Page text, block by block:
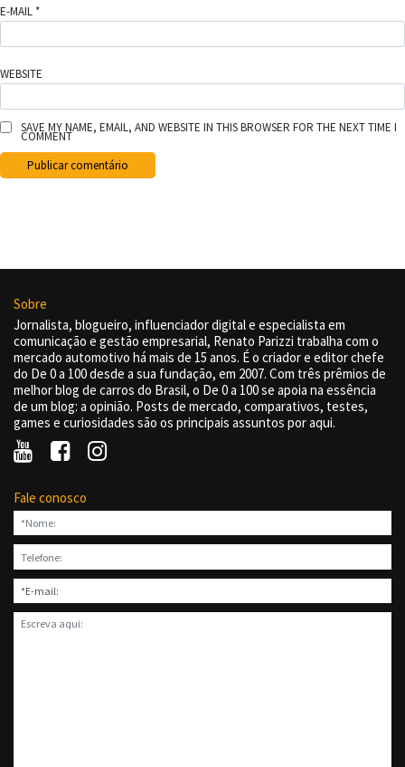
E-MAIL *
WEBSITE
SAVE MY NAME, EMAIL, AND WEBSITE IN THIS BROWSER FOR THE NEXT TIME I
COMMENT
Sobre
Jornalista, blogueiro, influenciador digital e especialista em
comunicação e gestão empresarial, Renato Parizzi trabalha com o
mercado automotivo há mais de 15 anos. É o criador e editor chefe
do De 0 a 100 desde a sua fundação, em 2007. Com três prêmios de
melhor blog de carros do Brasil, o De 0 a 100 se apoia na essência
de um blog: a opinião. Posts de mercado, comparativos, testes,
games e curiosidades são os principais assuntos por aqui.
Fale conosco